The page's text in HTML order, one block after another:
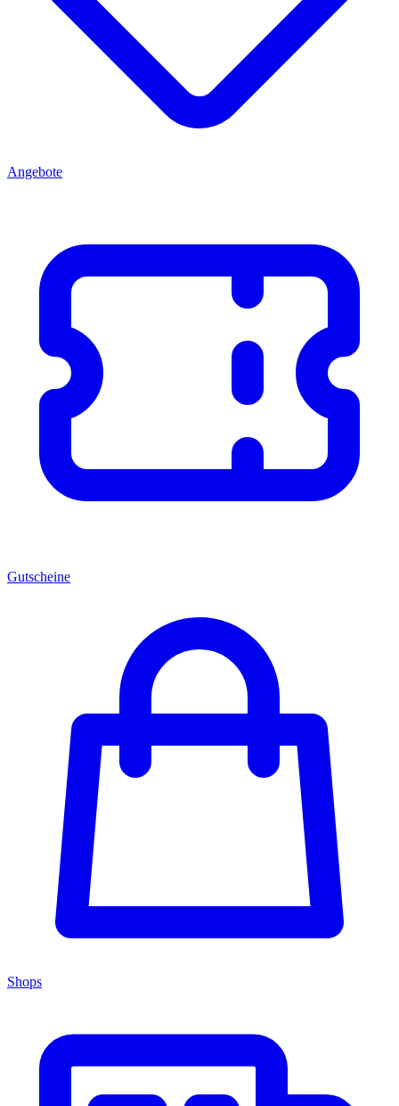
Angebote
Gutscheine
Shops